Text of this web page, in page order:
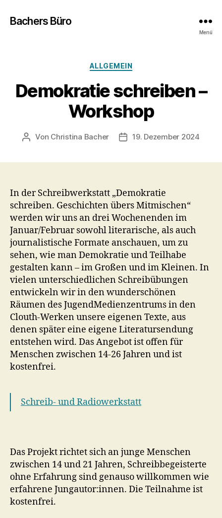
Bachers Büro
Menü
Kategorien
ALLGEMEIN
Demokratie schreiben –
Workshop
Beitragsautor
Von Christina Bacher Veröffentlichungsdatum
19. Dezember 2024
In der Schreibwerkstatt „Demokratie
schreiben. Geschichten übers Mitmischen“
werden wir uns an drei Wochenenden im
Januar/Februar sowohl literarische, als auch
journalistische Formate anschauen, um zu
sehen, wie man Demokratie und Teilhabe
gestalten kann – im Großen und im Kleinen. In
vielen unterschiedlichen Schreibübungen
entwickeln wir in den wunderschönen
Räumen des JugendMedienzentrums in den
Clouth-Werken unsere eigenen Texte, aus
denen später eine eigene Literatursendung
entstehen wird. Das Angebot ist offen für
Menschen zwischen 14-26 Jahren und ist
kostenfrei.
Schreib- und Radiowerkstatt
Das Projekt richtet sich an junge Menschen
zwischen 14 und 21 Jahren, Schreibbegeisterte
ohne Erfahrung sind genauso willkommen wie
erfahrene Jungautor:innen. Die Teilnahme ist
kostenfrei.